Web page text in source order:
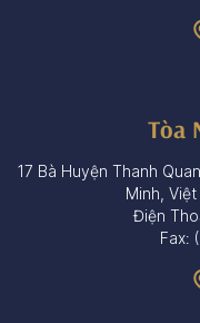
Tòa
17 Bà Huyện Thanh
Minh,
Điện
Fax: